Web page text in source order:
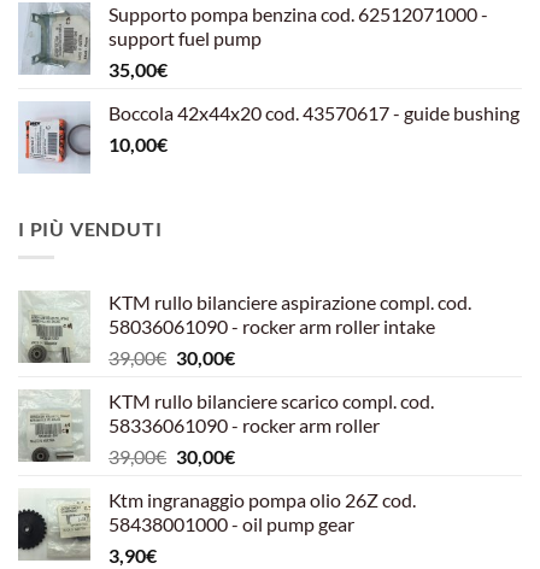
era:
599,00€.
è:
540,00€.
Supporto pompa benzina cod. 62512071000 -
support fuel pump
35,00€
Boccola 42x44x20 cod. 43570617 - guide bushing
10,00€
I PIÙ VENDUTI
KTM rullo bilanciere aspirazione compl. cod.
58036061090 - rocker arm roller intake
39,00€ Il
originale
era:
39,00€.
30,00€Il
attuale
è:
30,00€.
KTM rullo bilanciere scarico compl. cod.
58336061090 - rocker arm roller
39,00€ Il
originale
era:
30,00€Il
attuale
è:
Ktm ingranaggio pompa olio 26Z cod.
58438001000 - oil pump gear
3,90€